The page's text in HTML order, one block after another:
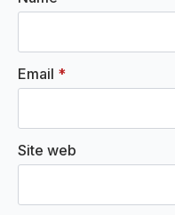
Email *
Site web